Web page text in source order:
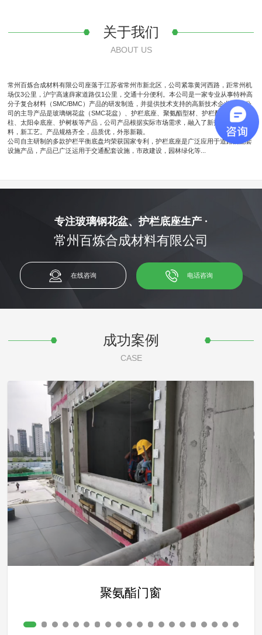
关于我们
ABOUT US
常州百炼合成材料有限公司座落于江苏省常州市新北区，公司紧靠黄河西路，距常州机
场仅3公里，沪宁高速薛家道路仅1公里，交通十分便利。本公司是一家专业从事特种高
分子复合材料（SMC/BMC）产品的研发制造，并提供技术支持的高新技术企业。 我公
司的主导产品是玻璃钢花盆（SMC花盆）、护栏底座、聚氨酯型材、护栏配件、警示
柱、太阳伞底座、护树板等产品，公司产品根据实际市场需求，融入了新技术，新材
料，新工艺。产品规格齐全，品质优，外形新颖。
公司自主研制的多款护栏平衡底盘均荣获国家专利，护栏底座是广泛应用于道路的配套
设施产品，产品已广泛运用于交通配套设施，市政建设，园林绿化等...
专注玻璃钢花盆、护栏底座生产 ·
常州百炼合成材料有限公司
在线咨询 电话咨询
成功案例
CASE
聚氨酯门窗